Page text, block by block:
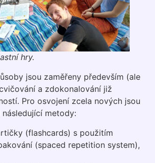
hry.
jsou zaměřeny především (ale
a zdokonalování již
Pro osvojení zcela nových jsou
metody:
(flashcards) s použitím
(spaced repetition system),